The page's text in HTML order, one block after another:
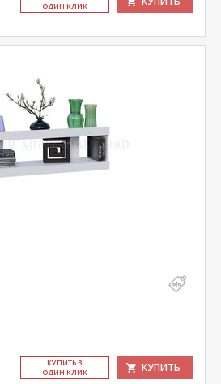
ОДИН КЛИК
КУ­ПИТЬ В
ОДИН КЛИК
КУПИТЬ